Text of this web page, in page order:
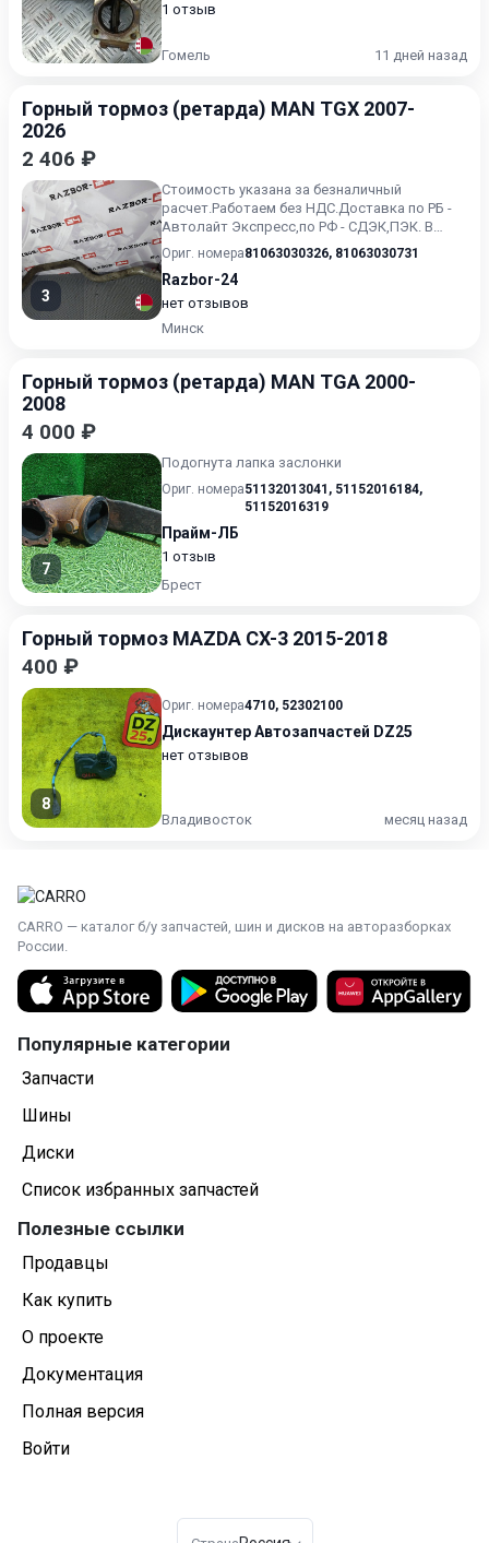
1 отзыв
Гомель 11 дней назад
Горный тормоз (ретарда) MAN TGX 2007-
2026
2 406 ₽
3
Стоимость указана за безналичный
расчет.Работаем без НДС.Доставка по РБ -
Автолайт Экспресс,по РФ - СДЭК,ПЭК. В
наличии на складе !.
Ориг. номера81063030326, 81063030731
Razbor-24
нет отзывов
Минск
Горный тормоз (ретарда) MAN TGA 2000-
2008
4 000 ₽
7
Подогнута лапка заслонки
Ориг. номера51132013041 , 51152016184,
51152016319
Прайм-ЛБ
1 отзыв
Брест
Горный тормоз MAZDA CX-3 2015-2018
400 ₽
8
Ориг. номера4710, 52302100
Дискаунтер Автозапчастей DZ25
нет отзывов
Владивосток месяц назад
CARRO — каталог б/у запчастей, шин и дисков на авторазборках
России.
Популярные категории
Запчасти
Шины
Диски
Список избранных запчастей
Полезные ссылки
Продавцы
Как купить
О проекте
Документация
Полная версия
Войти